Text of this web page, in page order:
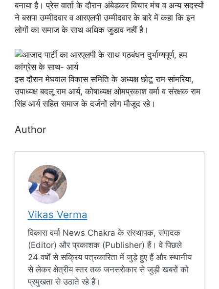
बनाया है। प्रेस वार्ता के दौरान अंबेडकर विचार मंच व अन्य सदस्यों
ने बसपा उम्मीदवार व आरएलपी उम्मीदवार के बारे में कहा कि इन
लोगों का समाज के साथ अधिक जुडाव नहीं है।
इस दौरान मेघवाल विकास समिति के अध्यक्ष छोटू राम सांमरिया,
उपाध्यक्ष बदलू राम आर्य, कोषाध्यक्ष ओमप्रकाश वर्मा व संरक्षक राम
सिंह आर्य सहित समाज के दर्जनों लोग मौजूद रहे।
Author
Vikas Verma
विकास वर्मा News Chakra के संस्थापक, संपादक
(Editor) और प्रकाशक (Publisher) हैं। वे पिछले
24 वर्षों से सक्रिय पत्रकारिता में जुड़े हुए हैं और स्थानीय
से लेकर क्षेत्रीय स्तर तक जनसरोकार से जुड़ी खबरों को
प्रमुखता से उठाते रहे हैं।